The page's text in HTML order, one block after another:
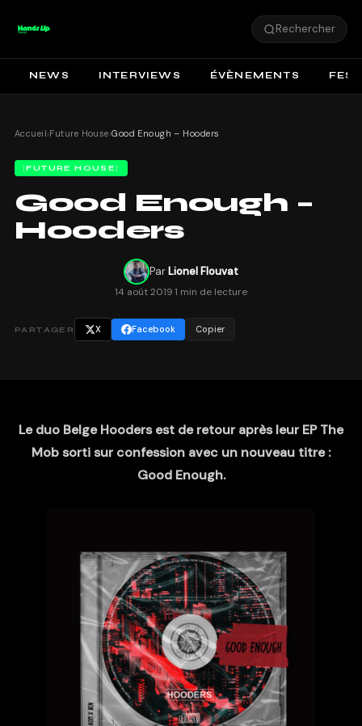
Rechercher
NEWS INTERVIEWS ÉVÈNEMENTS
Accueil›Future House›Good Enough – Hooders
FUTURE HOUSE
Good Enough –
Hooders
ParLionel Flouvat
14 août 20191 min de lecture
PARTAGER X Facebook Copier
Le duo Belge Hooders est de retour après leur EP The
Mob sorti sur confession avec un nouveau titre :
Good Enough.